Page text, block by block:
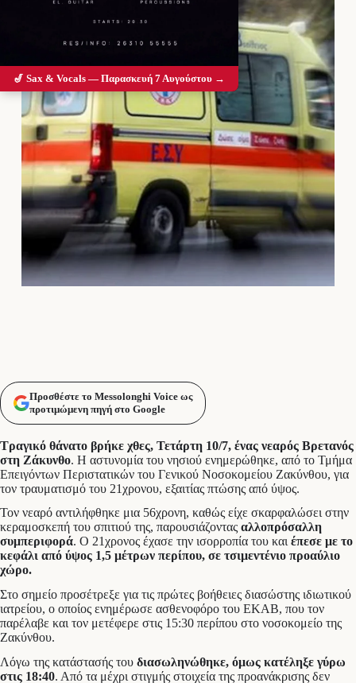
Προσθέστε το Messolonghi Voice ως
προτιμώμενη πηγή στο Google
Τραγικό θάνατο βρήκε χθες, Τετάρτη 10/7, ένας νεαρός Βρετανός
στη Ζάκυνθο. Η αστυνομία του νησιού ενημερώθηκε, από το Τμήμα
Επειγόντων Περιστατικών του Γενικού Νοσοκομείου Ζακύνθου, για
τον τραυματισμό του 21χρονου, εξαιτίας πτώσης από ύψος.
Τον νεαρό αντιλήφθηκε μια 56χρονη, καθώς είχε σκαρφαλώσει στην
κεραμοσκεπή του σπιτιού της, παρουσιάζοντας αλλοπρόσαλλη
συμπεριφορά. Ο 21χρονος έχασε την ισορροπία του καιέπεσε με το
κεφάλι από ύψος 1,5 μέτρων περίπου, σε τσιμεντένιο προαύλιο
χώρο.
Στο σημείο προσέτρεξε για τις πρώτες βοήθειες διασώστης ιδιωτικού
ιατρείου, ο οποίος ενημέρωσε ασθενοφόρο του ΕΚΑΒ, που τον
παρέλαβε και τον μετέφερε στις 15:30 περίπου στο νοσοκομείο της
Ζακύνθου.
Λόγω της κατάστασής του διασωληνώθηκε, όμως κατέληξε γύρω
στις 18:40. Από τα μέχρι στιγμής στοιχεία της προανάκρισης δεν
🎷 Sax & Vocals — Παρασκευή 7 Αυγούστου →